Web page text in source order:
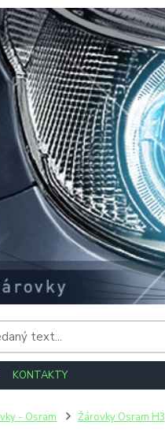
KONTAKTY
- Osram Žárovky Osram H3